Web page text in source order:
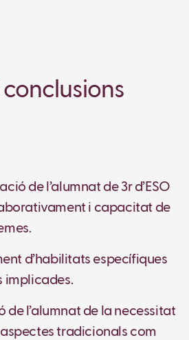
de l’alumnat de 3r d’ESO
i capacitat de
d’habilitats específiques
implicades.
de l’alumnat de la necessitat
tradicionals com